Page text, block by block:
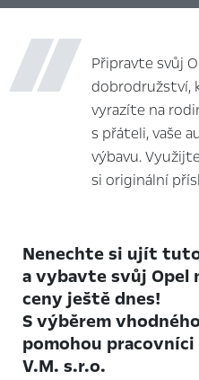
Připravte svůj
dobrodružství,
vyrazíte na
s přáteli, vaše
výbavu.
si originální
Nenechte si ujít
a vybavte svůj Opel
ceny ještě dnes!
S výběrem
pomohou pracovníci
V.M. s.r.o.